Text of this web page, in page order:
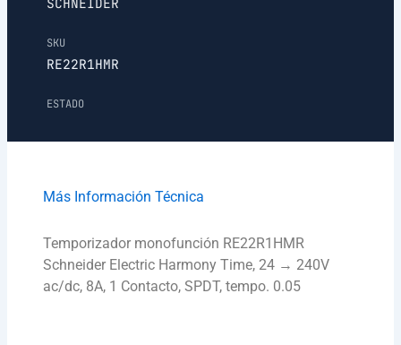
SCHNEIDER
SKU
RE22R1HMR
ESTADO
Más Información Técnica
Temporizador monofunción RE22R1HMR
Schneider Electric Harmony Time, 24 → 240V
ac/dc, 8A, 1 Contacto, SPDT, tempo. 0.05